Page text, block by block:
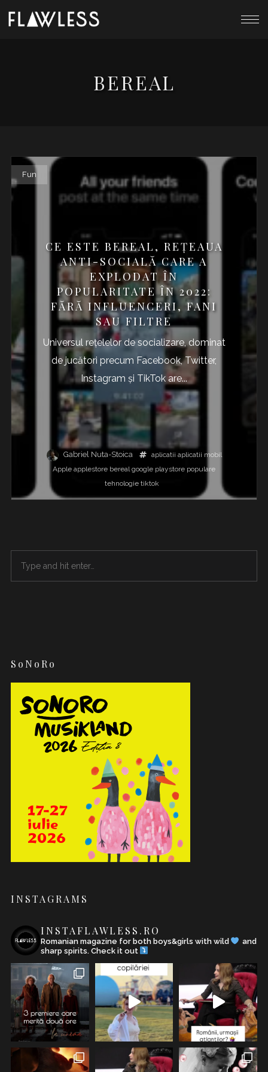
BEREAL
Fun
CE ESTE BEREAL, REȚEAUA
ANTI-SOCIALĂ CARE A
EXPLODAT ÎN
POPULARITATE ÎN 2022:
FĂRĂ INFLUENCERI, FANI
SAU FILTRE
Universul rețelelor de socializare, dominat
de jucători precum Facebook, Twitter,
Instagram și TikTok are...
Gabriel Nuta-Stoica aplicatii aplicatii mobil
Apple applestore bereal google playstore populare
tehnologie tiktok
SoNoRo
INSTAGRAMS
INSTAFLAWLESS.RO
Romanian magazine for both boys&girls with wild
and
sharp spirits. Check it out